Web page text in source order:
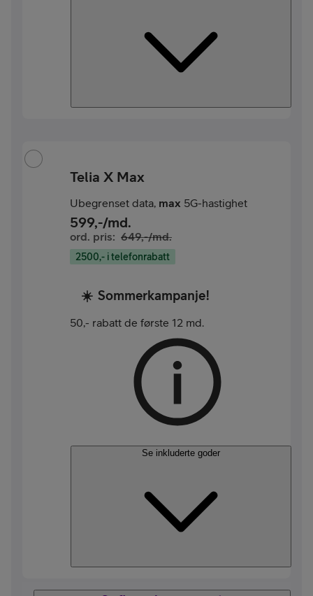
Telia X Max
Ubegrenset data, max 5G-hastighet
599,-/md.
ord. pris: 649,-/md.
2500,- i telefonrabatt
☀️ Sommerkampanje!
50,- rabatt de første 12 md.
Se inkluderte goder